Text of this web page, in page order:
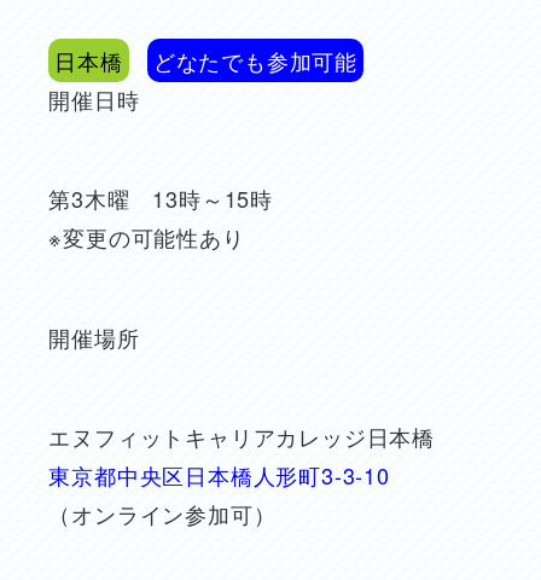
日本橋
どなたでも参加可能
開催日時
第3木曜 13時～15時
※変更の可能性あり
開催場所
エヌフィットキャリアカレッジ日本橋
東京都中央区日本橋人形町3-3-10
（オンライン参加可）